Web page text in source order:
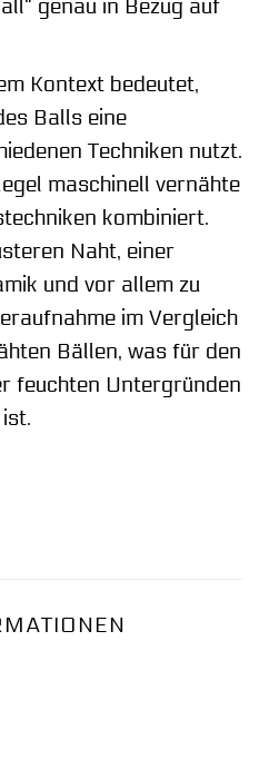
genau in Bezug auf
Kontext bedeutet,
Balls eine
Techniken nutzt.
maschinell vernähte
kombiniert.
Naht, einer
und vor allem zu
im Vergleich
Bällen, was für den
feuchten Untergründen